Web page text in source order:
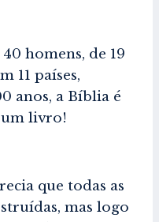
homens, de 19
11 países,
anos, a Bíblia é
um livro!
que todas as
mas logo